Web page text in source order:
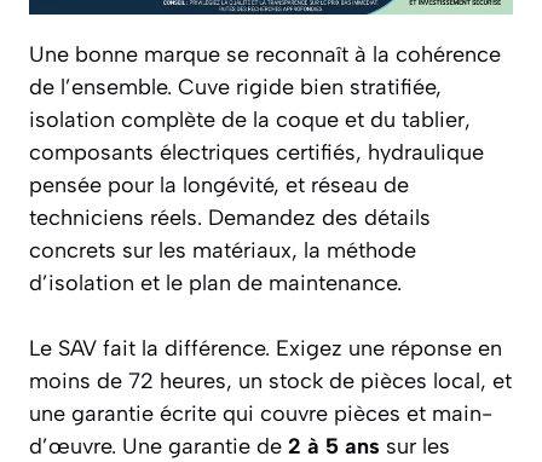
Une bonne marque se reconnaît à la cohérence
de l’ensemble. Cuve rigide bien stratifiée,
isolation complète de la coque et du tablier,
composants électriques certifiés, hydraulique
pensée pour la longévité, et réseau de
techniciens réels. Demandez des détails
concrets sur les matériaux, la méthode
d’isolation et le plan de maintenance.
Le SAV fait la différence. Exigez une réponse en
moins de 72 heures, un stock de pièces local, et
une garantie écrite qui couvre pièces et main-
d’œuvre. Une garantie de 2 à 5 ans sur les